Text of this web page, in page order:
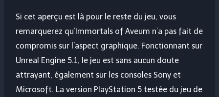
Si cet aperçu est là pour le reste du jeu, vous
remarquerez qu’Immortals of Aveum n’a pas fait de
compromis sur l’aspect graphique. Fonctionnant sur
Unreal Engine 5.1, le jeu est sans aucun doute
attrayant, également sur les consoles Sony et
Microsoft. La version PlayStation 5 testée du jeu de